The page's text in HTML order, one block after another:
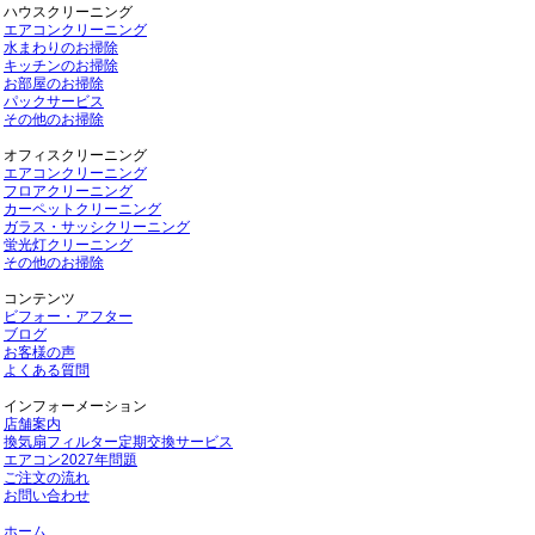
ハウスクリーニング
エアコンクリーニング
水まわりのお掃除
キッチンのお掃除
お部屋のお掃除
パックサービス
その他のお掃除
オフィスクリーニング
エアコンクリーニング
フロアクリーニング
カーペットクリーニング
ガラス・サッシクリーニング
蛍光灯クリーニング
その他のお掃除
コンテンツ
ビフォー・アフター
ブログ
お客様の声
よくある質問
インフォーメーション
店舗案内
換気扇フィルター定期交換サービス
エアコン2027年問題
ご注文の流れ
お問い合わせ
ホーム